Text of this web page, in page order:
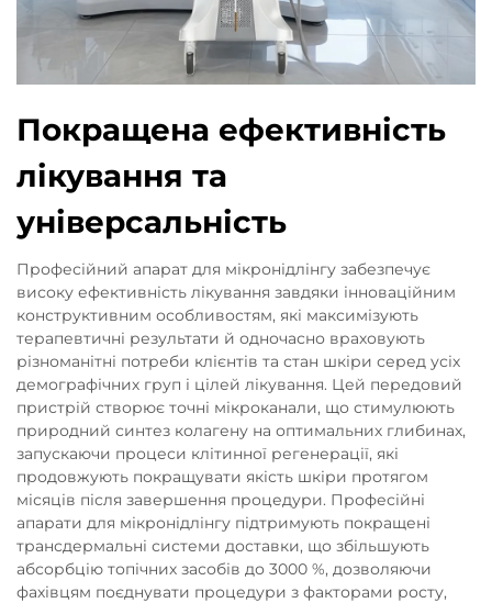
Покращена ефективність
лікування та
універсальність
Професійний апарат для мікронідлінгу забезпечує
високу ефективність лікування завдяки інноваційним
конструктивним особливостям, які максимізують
терапевтичні результати й одночасно враховують
різноманітні потреби клієнтів та стан шкіри серед усіх
демографічних груп і цілей лікування. Цей передовий
пристрій створює точні мікроканали, що стимулюють
природний синтез колагену на оптимальних глибинах,
запускаючи процеси клітинної регенерації, які
продовжують покращувати якість шкіри протягом
місяців після завершення процедури. Професійні
апарати для мікронідлінгу підтримують покращені
трансдермальні системи доставки, що збільшують
абсорбцію топічних засобів до 3000 %, дозволяючи
фахівцям поєднувати процедури з факторами росту,